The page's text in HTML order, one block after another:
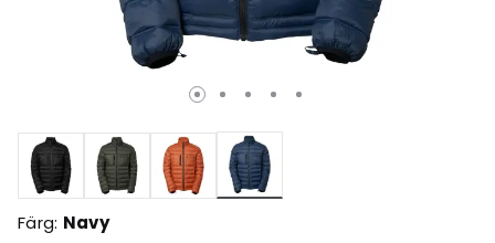
Valda
Färg: Navy